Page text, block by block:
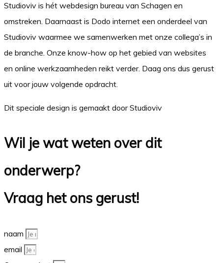
Studioviv is hét webdesign bureau van Schagen en
omstreken. Daarnaast is Dodo internet een onderdeel van
Studioviv waarmee we samenwerken met onze collega’s in
de branche. Onze know-how op het gebied van websites
en online werkzaamheden reikt verder. Daag ons dus gerust
uit voor jouw volgende opdracht.
Dit speciale design is gemaakt door Studioviv
Wil je wat weten over dit
onderwerp?
Vraag het ons gerust!
naam
email